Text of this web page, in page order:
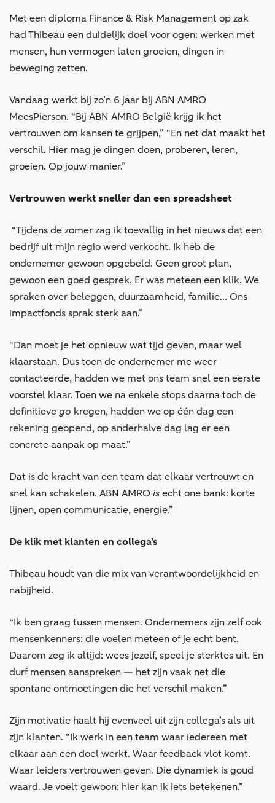
Met een diploma Finance & Risk Management op zak
had Thibeau een duidelijk doel voor ogen: werken met
mensen, hun vermogen laten groeien, dingen in
beweging zetten.
Vandaag werkt bij zo’n 6 jaar bij ABN AMRO
MeesPierson. “Bij ABN AMRO België krijg ik het
vertrouwen om kansen te grijpen,” “En net dat maakt het
verschil. Hier mag je dingen doen, proberen, leren,
groeien. Op jouw manier.”
Vertrouwen werkt sneller dan een spreadsheet
“Tijdens de zomer zag ik toevallig in het nieuws dat een
bedrijf uit mijn regio werd verkocht. Ik heb de
ondernemer gewoon opgebeld. Geen groot plan,
gewoon een goed gesprek. Er was meteen een klik. We
spraken over beleggen, duurzaamheid, familie… Ons
impactfonds sprak sterk aan.”
“Dan moet je het opnieuw wat tijd geven, maar wel
klaarstaan. Dus toen de ondernemer me weer
contacteerde, hadden we met ons team snel een eerste
voorstel klaar. Toen we na enkele stops daarna toch de
definitievego kregen, hadden we op één dag een
rekening geopend, op anderhalve dag lag er een
concrete aanpak op maat.”
Dat is de kracht van een team dat elkaar vertrouwt en
snel kan schakelen. ABN AMRO isecht one bank: korte
lijnen, open communicatie, energie.”
De klik met klanten en collega’s
Thibeau houdt van die mix van verantwoordelijkheid en
nabijheid.
“Ik ben graag tussen mensen. Ondernemers zijn zelf ook
mensenkenners: die voelen meteen of je echt bent.
Daarom zeg ik altijd: wees jezelf, speel je sterktes uit. En
durf mensen aanspreken — het zijn vaak net die
spontane ontmoetingen die het verschil maken.”
Zijn motivatie haalt hij evenveel uit zijn collega’s als uit
zijn klanten. “Ik werk in een team waar iedereen met
elkaar aan een doel werkt. Waar feedback vlot komt.
Waar leiders vertrouwen geven. Die dynamiek is goud
waard. Je voelt gewoon: hier kan ik iets betekenen.”